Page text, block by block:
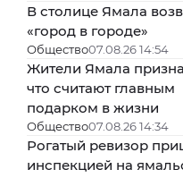
В столице Ямала
«город в городе»
Общество07.08.26 14:54
Жители Ямала
что считают главным
подарком в жизни
Общество07.08.26 14:34
Рогатый ревизор
инспекцией на